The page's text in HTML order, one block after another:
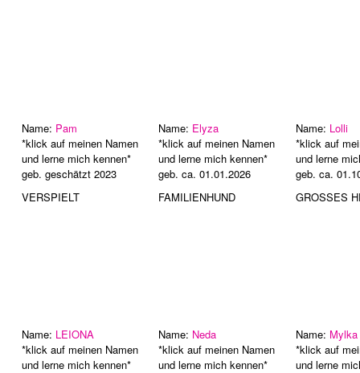
Name: Pam
*klick auf meinen Namen
und lerne mich kennen*
geb. geschätzt 2023
Name: Elyza
*klick auf meinen Namen
und lerne mich kennen*
geb. ca. 01.01.2026
Name: Lolli
*klick auf
und lerne
geb. ca.
VERSPIELT
Name: LEIONA
*klick auf meinen Namen
und lerne mich kennen*
FAMILIENHUND
Name: Neda
*klick auf meinen Namen
und lerne mich kennen*
GROSSES
Name: Mylka
*klick auf
und lerne